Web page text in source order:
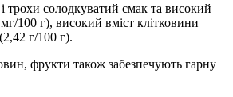
солодкуватий смак та високий
100 г), високий вміст клітковини
г/100 г).
фрукти також забезпечують гарну